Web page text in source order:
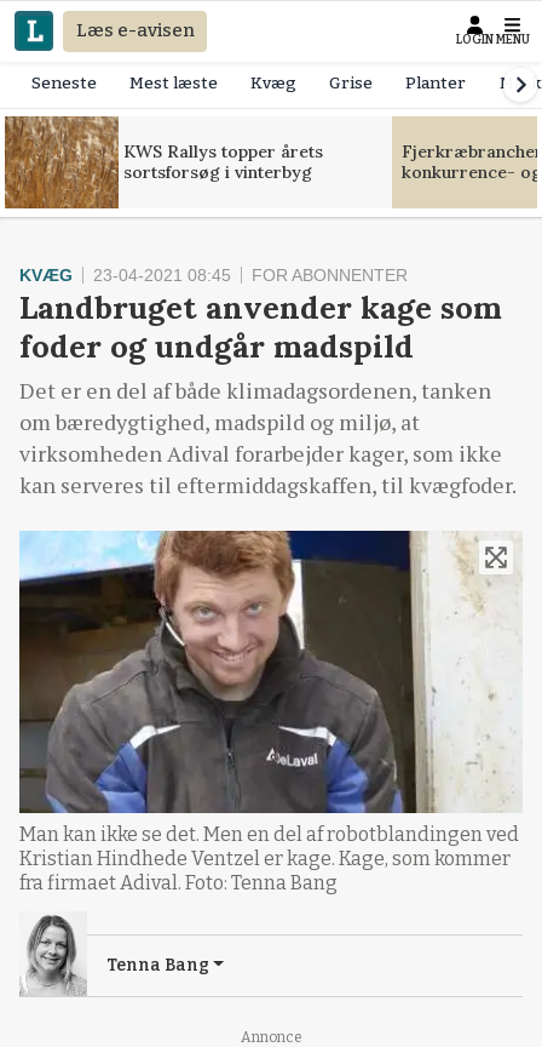
Læs e-avisen LOGIN MENU
Seneste Mest læste Kvæg Grise Planter
KWS Rallys topper årets
sortsforsøg i vinterbyg
konkurrence-
Annonce
KVÆG 23-04-2021 08:45 FOR ABONNENTER
Landbruget anvender kage som
foder og undgår madspild
Det er en del af både klimadagsordenen, tanken
om bæredygtighed, madspild og miljø, at
virksomheden Adival forarbejder kager, som ikke
kan serveres til eftermiddagskaffen, til kvægfoder.
Man kan ikke se det. Men en del af robotblandingen ved
Kristian Hindhede Ventzel er kage. Kage, som kommer
fra firmaet Adival. Foto: Tenna Bang
Tenna Bang